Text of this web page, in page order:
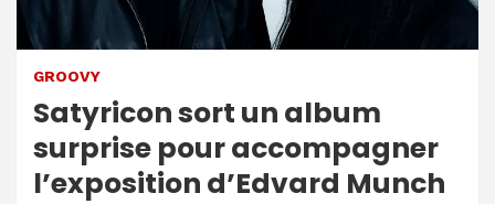
GROOVY
Satyricon sort un album
surprise pour accompagner
l’exposition d’Edvard Munch